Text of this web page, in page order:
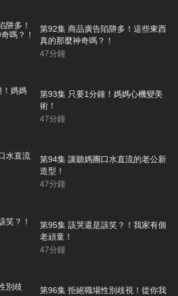
第92集 商品廣告陷阱多！這些東西
真的那麼神奇嗎？！
47分鐘
第93集 只要1分鐘！媽媽心機變美
術！
47分鐘
第94集 讓聽媽團口水直流的老公新
造型！
47分鐘
第95集 該哭還是該笑？！我家有個
老頑童！
47分鐘
第96集 拒絕職場性別歧視！從你我